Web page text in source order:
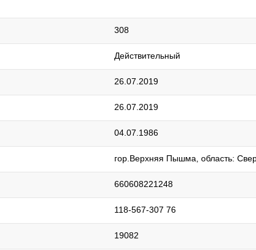
308
Действительный
26.07.2019
26.07.2019
04.07.1986
гор.Верхняя Пышма, область:
660608221248
118-567-307 76
19082